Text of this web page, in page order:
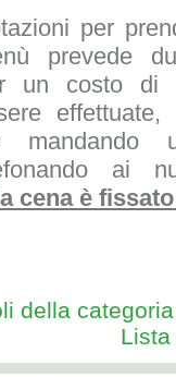
per
prevede
un costo di
ai
cena è
della